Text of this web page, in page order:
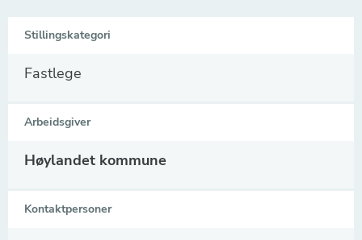
Stillingskategori
Fastlege
Arbeidsgiver
Høylandet kommune
Kontaktpersoner